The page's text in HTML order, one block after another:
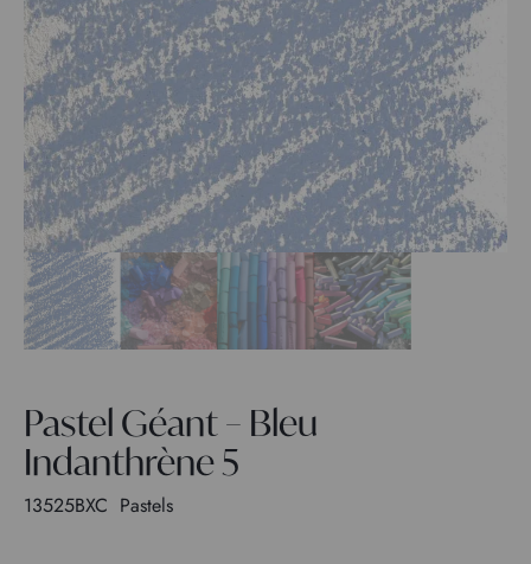
Pastel Géant – Bleu
Indanthrène 5
13525BXC Pastels